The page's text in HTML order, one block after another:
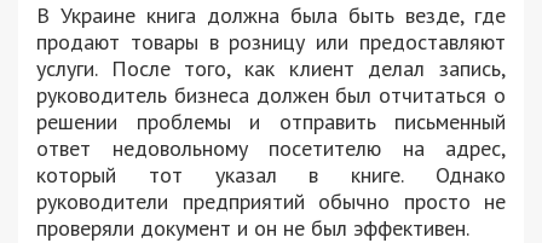
В Украине книга должна была быть везде, где
продают товары в розницу или предоставляют
услуги. После того, как клиент делал запись,
руководитель бизнеса должен был отчитаться о
решении проблемы и отправить письменный
ответ недовольному посетителю на адрес,
который тот указал в книге. Однако
руководители предприятий обычно просто не
проверяли документ и он не был эффективен.